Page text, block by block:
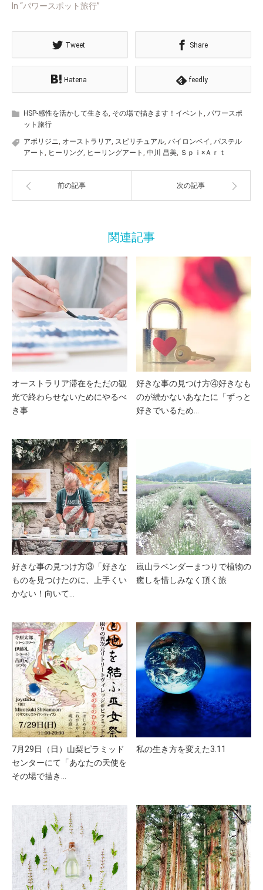
In “パワースポット旅行”
Tweet Share
Hatena feedly
HSP-感性を活かして生きる, その場で描きます！イベント , パワースポ
ット旅行
アボリジニ, オーストラリア, スピリチュアル, バイロンベイ, パステル
アート , ヒーリング, ヒーリングアート , 中川 昌美, Ｓｐｉ×Ａｒｔ
前の記事 次の記事
関連記事
オーストラリア滞在をただの観
光で終わらせないためにやるべ
き事
好きな事の見つけ方④好きなも
のが続かないあなたに「ずっと
好きでいるため…
好きな事の見つけ方③「好きな
ものを見つけたのに、上手くい
かない！向いて…
嵐山ラベンダーまつりで植物の
癒しを惜しみなく頂く旅
7月29日（日）山梨ピラミッド
センターにて「あなたの天使を
その場で描き…
私の生き方を変えた3.11